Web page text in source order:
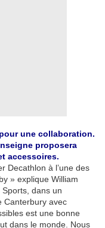
une collaboration.
proposera
accessoires.
Decathlon à l’une des
» explique William
dans un
Canterbury avec
est une bonne
dans le monde. Nous